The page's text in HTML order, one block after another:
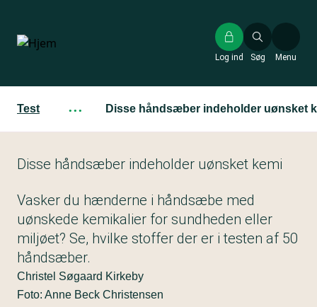
hovedindhold
Søg
Log ind Menu
Test ··· Disse håndsæber indeholder uønsket
Disse håndsæber indeholder uønsket kemi
Vasker du hænderne i håndsæbe med
uønskede kemikalier for sundheden eller
miljøet? Se, hvilke stoffer der er i testen af 50
håndsæber.
Christel Søgaard Kirkeby
Foto: Anne Beck Christensen